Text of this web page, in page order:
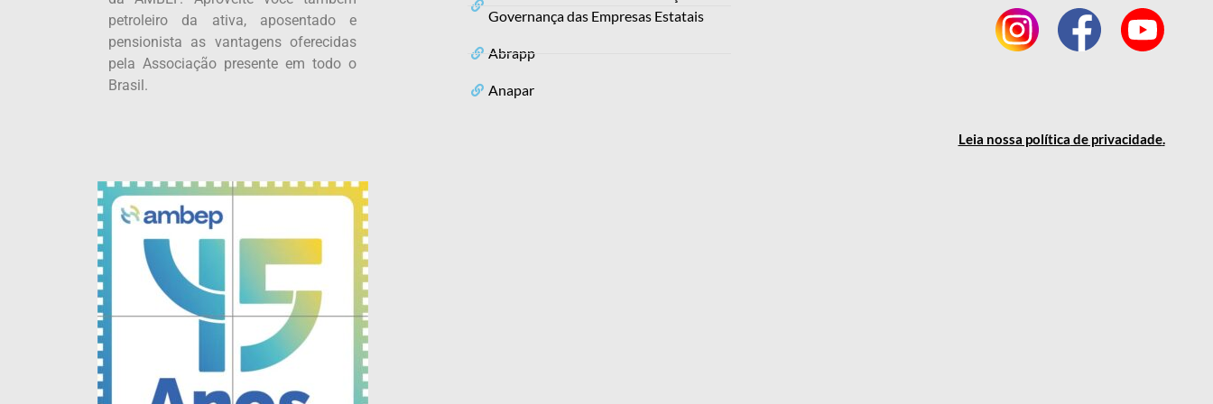
petroleiro da ativa, aposentado e
pensionista as vantagens oferecidas
pela Associação presente em todo o
Brasil.
Governança das Empresas Estatais
Abrapp
Anapar
Leia nossa política de privacidade.